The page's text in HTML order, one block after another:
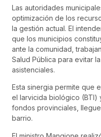
Las autoridades
optimización de los
la gestión actual. El
que los municipios
ante la comunidad,
Salud Pública para evitar
asistenciales.
Esta sinergia permite que
el larvicida biológico
fondos provinciales,
barrio.